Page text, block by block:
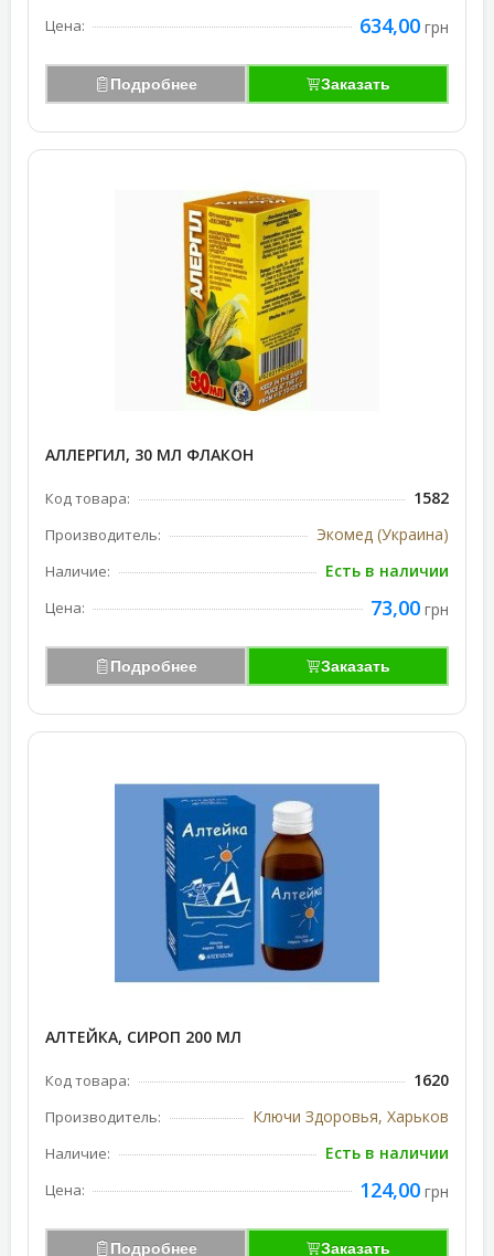
Цена: 634,00 грн
Подробнее Заказать
АЛЛЕРГИЛ, 30 МЛ ФЛАКОН
Код товара: 1582
Производитель: Экомед (Украина)
Наличие: Есть в наличии
Цена: 73,00 грн
Подробнее Заказать
АЛТЕЙКА, СИРОП 200 МЛ
Код товара: 1620
Производитель: Ключи Здоровья, Харьков
Наличие: Есть в наличии
Цена: 124,00 грн
Подробнее Заказать